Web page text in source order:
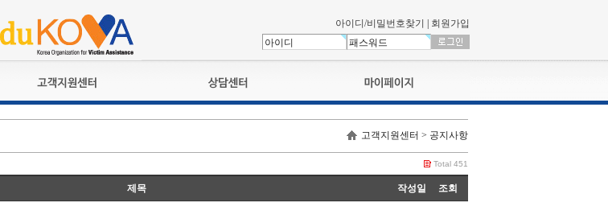
아이디/비밀번호찾기 회원가입
공지사항
규정ㆍ양식
상담접수
나의신청내역
교육영상강의실
회원정보
나의 신청비
고객지원센터 > 공지사항
Total 451
제목 작성일 조회